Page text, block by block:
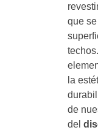
que
la
de
del